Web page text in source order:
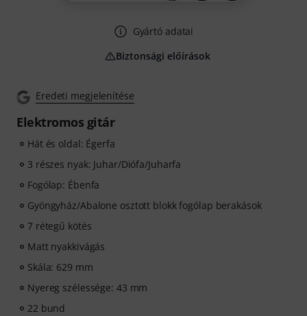
Eredeti megjelenítése
Elektromos gitár
Hát és oldal: Égerfa
3 részes nyak: Juhar/Diófa/Juharfa
Fogólap: Ébenfa
Gyöngyház/Abalone osztott blokk fogólap berakások
7 rétegű kötés
Matt nyakkivágás
Skála: 629 mm
Nyereg szélessége: 43 mm
22 bund
Gyártó adatai
Biztonsági előírások